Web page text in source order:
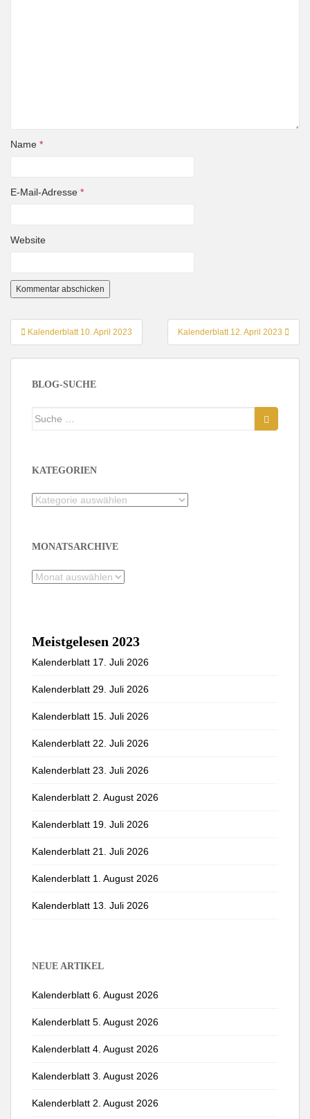
Name *
E-Mail-Adresse *
Website
Beitragsnavigation
Kalenderblatt 10. April 2023 Kalenderblatt 12. April 2023
BLOG-SUCHE
Suche
KATEGORIEN
Kategorien
MONATSARCHIVE
Monatsarchive
Meistgelesen 2023
Kalenderblatt 17. Juli 2026
Kalenderblatt 29. Juli 2026
Kalenderblatt 15. Juli 2026
Kalenderblatt 22. Juli 2026
Kalenderblatt 23. Juli 2026
Kalenderblatt 2. August 2026
Kalenderblatt 19. Juli 2026
Kalenderblatt 21. Juli 2026
Kalenderblatt 1. August 2026
Kalenderblatt 13. Juli 2026
NEUE ARTIKEL
Kalenderblatt 6. August 2026
Kalenderblatt 5. August 2026
Kalenderblatt 4. August 2026
Kalenderblatt 3. August 2026
Kalenderblatt 2. August 2026